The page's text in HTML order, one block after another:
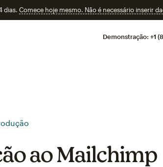
dias. Comece hoje mesmo. Não é necessário inserir
Demonstração: +1
ao Mailchimp